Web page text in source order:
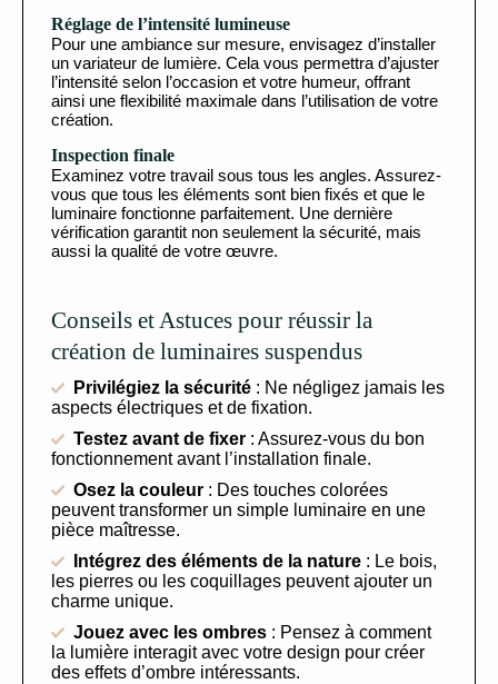
Réglage de l’intensité lumineuse
Pour une ambiance sur mesure, envisagez d’installer
un variateur de lumière. Cela vous permettra d’ajuster
l’intensité selon l’occasion et votre humeur, offrant
ainsi une flexibilité maximale dans l’utilisation de votre
création.
Inspection finale
Examinez votre travail sous tous les angles. Assurez-
vous que tous les éléments sont bien fixés et que le
luminaire fonctionne parfaitement. Une dernière
vérification garantit non seulement la sécurité, mais
aussi la qualité de votre œuvre.
Conseils et Astuces pour réussir la
création de luminaires suspendus
Privilégiez la sécurité : Ne négligez jamais les
aspects électriques et de fixation.
Testez avant de fixer : Assurez-vous du bon
fonctionnement avant l’installation finale.
Osez la couleur : Des touches colorées
peuvent transformer un simple luminaire en une
pièce maîtresse.
Intégrez des éléments de la nature : Le bois,
les pierres ou les coquillages peuvent ajouter un
charme unique.
Jouez avec les ombres : Pensez à comment
la lumière interagit avec votre design pour créer
des effets d’ombre intéressants.